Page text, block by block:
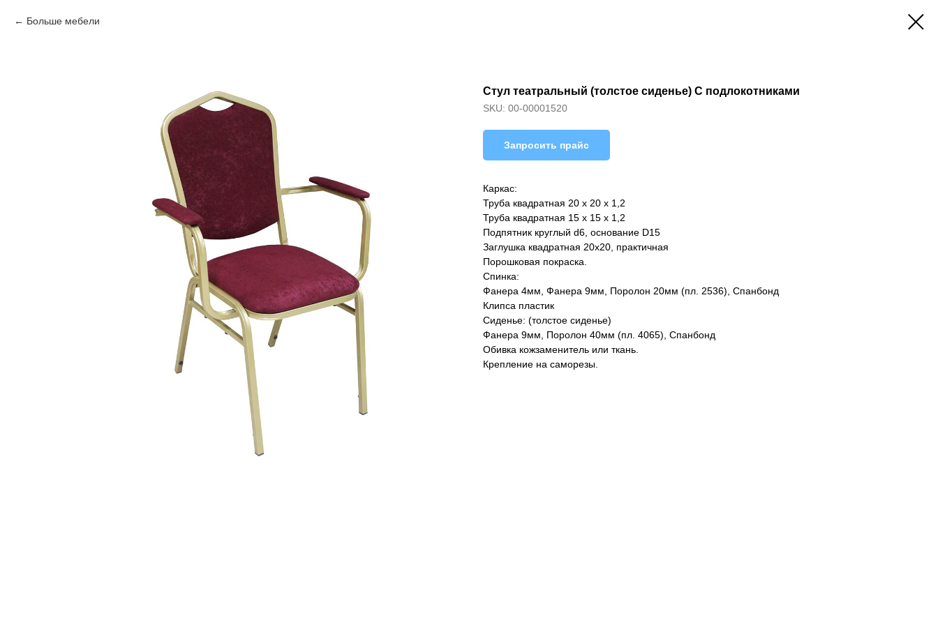
Больше мебели
Стул театральный (толстое сиденье) С подлокотниками
SKU: 00-00001520
Запросить прайс
Каркас:
Труба квадратная 20 х 20 х 1,2
Труба квадратная 15 х 15 х 1,2
Подпятник круглый d6, основание D15
Заглушка квадратная 20х20, практичная
Порошковая покраска.
Спинка:
Фанера 4мм, Фанера 9мм, Поролон 20мм (пл. 2536), Спанбонд
Клипса пластик
Сиденье: (толстое сиденье)
Фанера 9мм, Поролон 40мм (пл. 4065), Спанбонд
Обивка кожзаменитель или ткань.
Крепление на саморезы.